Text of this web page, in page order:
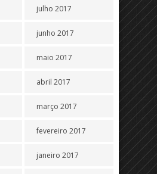
julho 2017
junho 2017
maio 2017
abril 2017
março 2017
fevereiro 2017
janeiro 2017